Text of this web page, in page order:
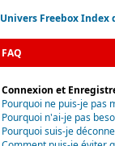
Univers Freebox Index
FAQ
Connexion et
Pourquoi ne puis-je pas
Pourquoi n'ai-je pas
Pourquoi suis-je